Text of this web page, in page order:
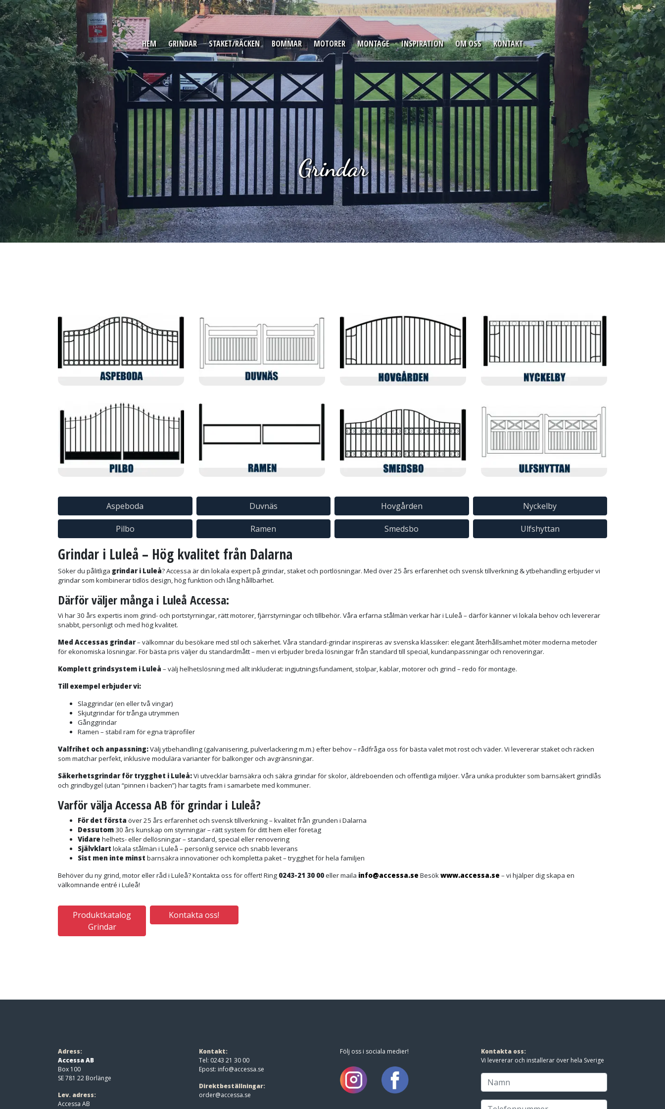
HEM GRINDAR STAKET/RÄCKEN BOMMAR MOTORER MONTAGE INSPIRATION OM OSS KONTAKT
Grindar
Aspeboda Duvnäs Hovgården Nyckelby
Pilbo Ramen Smedsbo Ulfshyttan
Grindar i Luleå – Hög kvalitet från Dalarna
Söker du pålitliga grindar i Luleå? Accessa är din lokala expert på grindar, staket och portlösningar. Med över 25 års erfarenhet och svensk tillverkning & ytbehandling erbjuder vi
grindar som kombinerar tidlös design, hög funktion och lång hållbarhet.
Därförväljer många i Luleå Accessa:
Vi har 30 års expertis inom grind- och portstyrningar, rätt motorer, fjärrstyrningar och tillbehör. Våra erfarna stålmän verkar här i Luleå – därför känner vi lokala behov och levererar
snabbt, personligt och med hög kvalitet.
Med Accessas grindar– välkomnar du besökare med stil och säkerhet. Våra standard-grindar inspireras av svenska klassiker: elegant återhållsamhet möter moderna metoder
för ekonomiska lösningar. För bästa pris väljer du standardmått – men vi erbjuder breda lösningar från standard till special, kundanpassningar och renoveringar.
Komplett grindsystem i Luleå – välj helhetslösning med allt inkluderat: ingjutningsfundament, stolpar, kablar, motorer och grind – redo för montage.
Till exempel erbjuder vi:
Slaggrindar (en eller två vingar)
Skjutgrindar för trånga utrymmen
Gånggrindar
Ramen – stabil ram för egna träprofiler
Valfrihet och anpassning:Välj ytbehandling (galvanisering, pulverlackering m.m.) efter behov – rådfråga oss för bästa valet mot rost och väder. Vi levererar staket och räcken
som matchar perfekt, inklusive modulära varianter för balkonger och avgränsningar.
Säkerhetsgrindar för trygghet i Luleå:Vi utvecklar barnsäkra och säkra grindar för skolor, äldreboenden och offentliga miljöer. Våra unika produkter som barnsäkert grindlås
och grindbygel (utan “pinnen i backen”) har tagits fram i samarbete med kommuner.
Varför välja Accessa AB för grindar i Luleå?
För det första över 25 års erfarenhet och svensk tillverkning – kvalitet från grunden i Dalarna
Dessutom 30 års kunskap om styrningar – rätt system för ditt hem eller företag
Vidare helhets- eller dellösningar – standard, special eller renovering
Självklart lokala stålmän i Luleå – personlig service och snabb leverans
Sist men inte minst barnsäkra innovationer och kompletta paket – trygghet för hela familjen
Behöver du ny grind, motor eller råd i Luleå? Kontakta oss för offert! Ring 0243-21 30 00eller maila info@accessa.se Besökwww.accessa.se – vi hjälper dig skapa en
välkomnande entré i Luleå!
Produktkatalog
Grindar
Kontakta oss!
Adress:
Accessa AB
Box 100
SE 781 22 Borlänge
Lev. adress:
Accessa AB
Kontakt:
Tel: 0243 21 30 00
Epost: info@accessa.se
Direktbeställningar:
order@accessa.se
Följ oss i sociala medier!
Kontakta oss:
Vi levererar och installerar över hela Sverige